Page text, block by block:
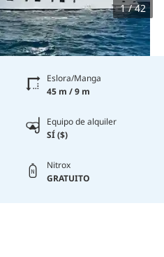
1 / 42
Eslora/Manga
45 m / 9 m
Equipo de alquiler
SÍ ($)
Nitrox
GRATUITO